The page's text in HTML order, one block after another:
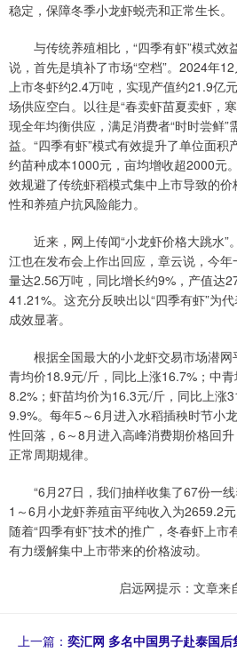
稳定，保障冬季小龙虾蜕壳和正常生长。
与传统养殖相比，“四季有虾”模式效
说，首先是填补了市场“空档”。2024年
上市冬虾约2.4万吨，实现产值约21.9亿
场供应空白。以往是“春卖虾苗夏卖虾，
现全年均衡供应，满足消费者“时时尝鲜”
益。“四季有虾”模式有效提升了单位面
约苗种成本1000元，亩均增收超2000元
效规避了传统虾稻模式集中上市导致的价
性和养殖户抗风险能力。
近来，网上传闻“小龙虾价格大跳水”
江也在发布会上作出回应，章云说，今
量达2.56万吨，同比增长约9%，产值达
41.21%。这充分反映出以“四季有虾”为
成效显著。
根据全国最大的小龙虾交易市场潜网
青均价18.9元/斤，同比上涨16.7%；中
8.2%；虾苗均价为16.3元/斤，同比上涨
9.9%。每年5～6月进入水稻插秧时节小
性回落，6～8月进入高峰消费期价格回
正常周期规律。
“6月27日，我们抽样收集了67份一线
1～6月小龙虾养殖亩平纯收入为2659.2
随着“四季有虾”技术的推广，冬春虾上
有力缓解集中上市带来的价格波动。
启远网提示：文章来
上一篇： 奕汇网 多名中国男子赴泰国